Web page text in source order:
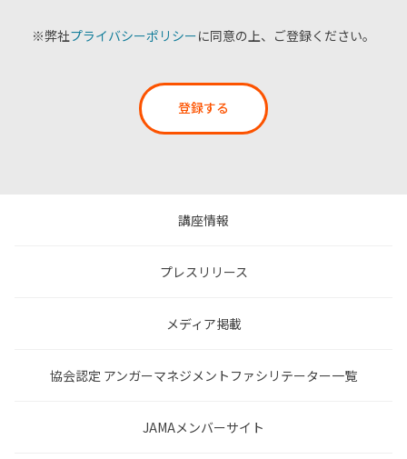
※弊社プライバシーポリシーに同意の上、ご登録ください。
登録する
講座情報
プレスリリース
メディア掲載
協会認定 アンガーマネジメントファシリテーター一覧
JAMAメンバーサイト